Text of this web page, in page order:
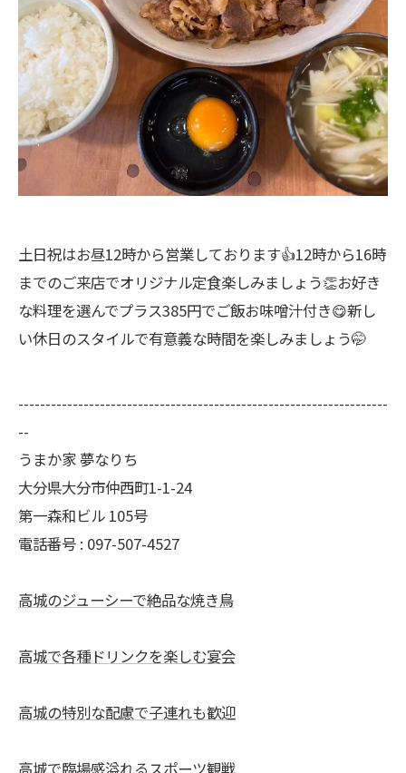
土日祝はお昼12時から営業しております👍12時から16時
までのご来店でオリジナル定食楽しみましょう👏お好き
な料理を選んでプラス385円でご飯お味噌汁付き😋新し
い休日のスタイルで有意義な時間を楽しみましょう🤭
--------------------------------------------------------------------
--
うまか家 夢なりち
大分県大分市仲西町1-1-24
第一森和ビル 105号
電話番号 : 097-507-4527
高城のジューシーで絶品な焼き鳥
高城で各種ドリンクを楽しむ宴会
高城の特別な配慮で子連れも歓迎
高城で臨場感溢れるスポーツ観戦